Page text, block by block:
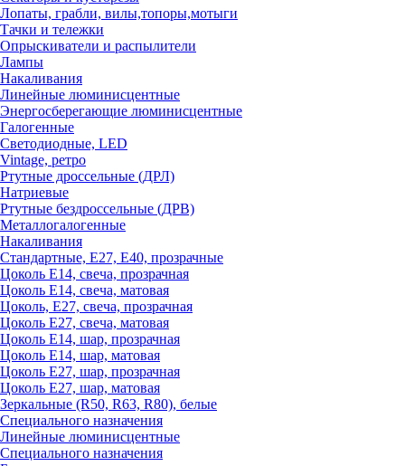
Лопаты, грабли, вилы,топоры,мотыги
Тачки и тележки
Опрыскиватели и распылители
Лампы
Накаливания
Линейные люминисцентные
Энергосберегающие люминисцентные
Галогенные
Светодиодные, LED
Vintage, ретро
Ртутные дроссельные (ДРЛ)
Натриевые
Ртутные бездроссельные (ДРВ)
Металлогалогенные
Накаливания
Стандартные, Е27, Е40, прозрачные
Цоколь Е14, свеча, прозрачная
Цоколь Е14, свеча, матовая
Цоколь, Е27, свеча, прозрачная
Цоколь Е27, свеча, матовая
Цоколь Е14, шар, прозрачная
Цоколь Е14, шар, матовая
Цоколь Е27, шар, прозрачная
Цоколь Е27, шар, матовая
Зеркальные (R50, R63, R80), белые
Специального назначения
Линейные люминисцентные
Специального назначения